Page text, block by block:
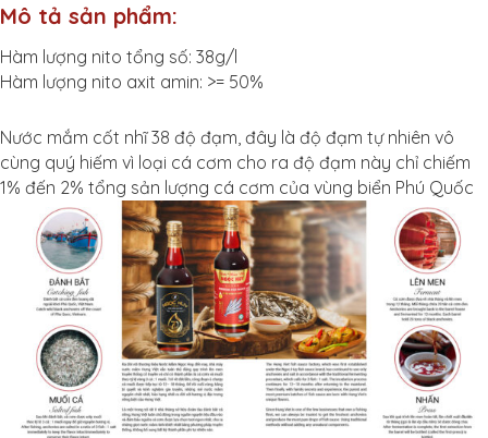
Mô tả sản phẩm:
Hàm lượng nito tổng số: 38g/l
Hàm lượng nito axit amin: >= 50%
Nước mắm cốt nhĩ 38 độ đạm, đây là độ đạm tự nhiên vô
cùng quý hiếm vì loại cá cơm cho ra độ đạm này chỉ chiếm
1% đến 2% tổng sản lượng cá cơm của vùng biển Phú Quốc